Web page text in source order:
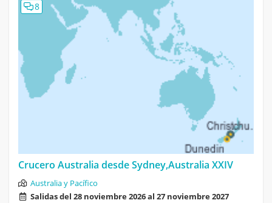
8
Crucero Australia desde Sydney,Australia XXIV
Australia y Pacífico
Salidas del 28 noviembre 2026 al 27 noviembre 2027